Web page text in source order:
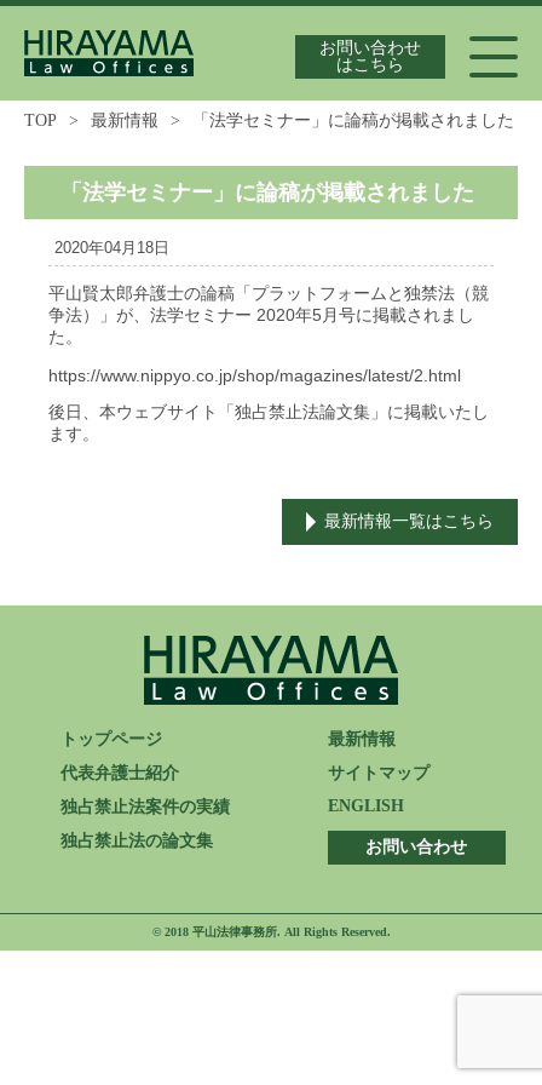
お問い合わせ
はこちら
独占禁止法案件の実績
最新情報
独占禁止法の論文集
ENGLISH
TOP > 最新情報 > 「法学セミナー」に論稿が掲載されました
「法学セミナー」に論稿が掲載されました
2020年04月18日
平山賢太郎弁護士の論稿「プラットフォームと独禁法（競
争法）」が、法学セミナー 2020年5月号に掲載されまし
た。
https://www.nippyo.co.jp/shop/magazines/latest/2.html
後日、本ウェブサイト「独占禁止法論文集」に掲載いたし
ます。
最新情報一覧はこちら
トップページ
代表弁護士紹介
独占禁止法案件の実績
独占禁止法の論文集
最新情報
サイトマップ
ENGLISH
お問い合わせ
© 2018 平山法律事務所. All Rights Reserved.